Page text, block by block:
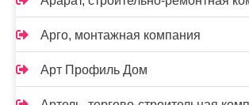
Арго, монтажная компания
Арт Профиль Дом